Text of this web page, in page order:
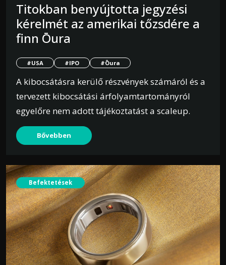
Titokban benyújtotta jegyzési
kérelmét az amerikai tőzsdére a
finn Ōura
#USA #IPO #Ōura
A kibocsátásra kerülő részvények számáról és a
tervezett kibocsátási árfolyamtartományról
egyelőre nem adott tájékoztatást a scaleup.
Bővebben
Befektetések